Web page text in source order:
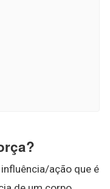
ação que é